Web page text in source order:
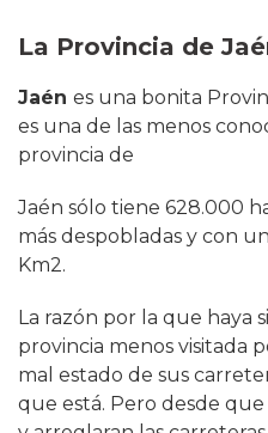
La Provincia de
Jaén es una bonita
es una de las menos
provincia de
Jaén sólo tiene 628.000
más despobladas y con
Km2.
La razón por la que haya
provincia menos visitada
mal estado de sus
que está. Pero desde